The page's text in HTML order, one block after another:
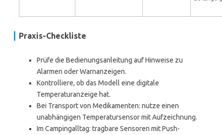
Praxis-Checkliste
Prüfe die Bedienungsanleitung auf Hinweise zu
Alarmen oder Warnanzeigen.
Kontrolliere, ob das Modell eine digitale
Temperaturanzeige hat.
Bei Transport von Medikamenten: nutze einen
unabhängigen Temperatursensor mit Aufzeichnung.
Im Campingalltag: tragbare Sensoren mit Push-